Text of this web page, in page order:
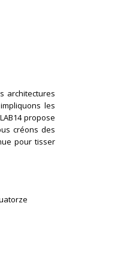
architectures
les
propose
créons des
pour tisser